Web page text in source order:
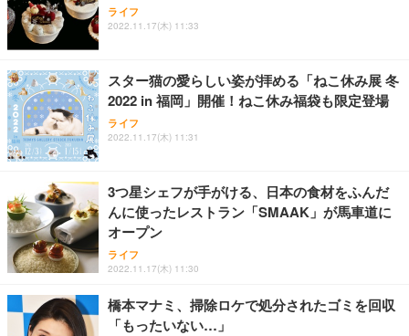
ライフ
2022.11.17(木) 11:33
スター猫の愛らしい姿が拝める「ねこ休み展 冬
2022 in 福岡」開催！ねこ休み福袋も限定登場
ライフ
2022.11.17(木) 11:31
3つ星シェフが手がける、日本の食材をふんだ
んに使ったレストラン「SMAAK」が馬車道に
オープン
ライフ
2022.11.17(木) 11:30
橋本マナミ、掃除ロケで処分されたゴミを回収
「もったいない…」